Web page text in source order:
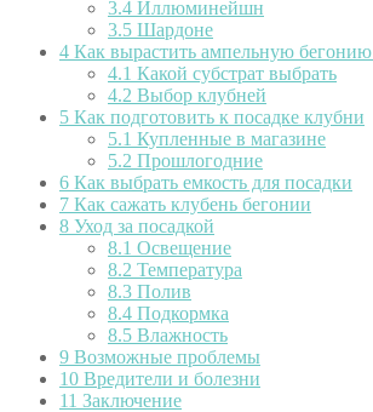
3.4 Иллюминейшн
3.5 Шардоне
4 Как вырастить ампельную
4.1 Какой субстрат выбрать
4.2 Выбор клубней
5 Как подготовить к посадке клубни
5.1 Купленные в магазине
5.2 Прошлогодние
6 Как выбрать емкость для посадки
7 Как сажать клубень бегонии
8 Уход за посадкой
8.1 Освещение
8.2 Температура
8.3 Полив
8.4 Подкормка
8.5 Влажность
9 Возможные проблемы
10 Вредители и болезни
11 Заключение